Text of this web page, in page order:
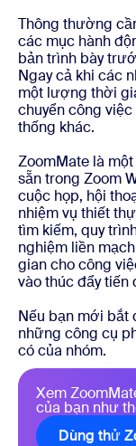
Thông thường
các mục hành
bản trình bày
Ngay cả khi các
một lượng thời
chuyển công
thống khác.
ZoomMate là
sẵn trong Zoom
cuộc họp, hội
nhiệm vụ thiết
tìm kiếm, quy
nghiệm liền
gian cho công
vào thúc đẩy tiến
Nếu bạn mới bắt
những công cụ
có của nhóm.
Xem
của bạn như
Dùng thử